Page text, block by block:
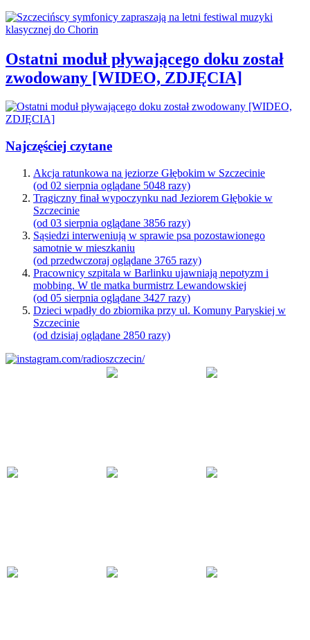
Ostatni moduł pływającego doku został
zwodowany [WIDEO, ZDJĘCIA]
Najczęściej czytane
Akcja ratunkowa na jeziorze Głębokim w Szczecinie
(od 02 sierpnia oglądane 5048 razy)
Tragiczny finał wypoczynku nad Jeziorem Głębokie w
Szczecinie
(od 03 sierpnia oglądane 3856 razy)
Sąsiedzi interweniują w sprawie psa pozostawionego
samotnie w mieszkaniu
(od przedwczoraj oglądane 3765 razy)
Pracownicy szpitala w Barlinku ujawniają nepotyzm i
mobbing. W tle matka burmistrz Lewandowskiej
(od 05 sierpnia oglądane 3427 razy)
Dzieci wpadły do zbiornika przy ul. Komuny Paryskiej w
Szczecinie
(od dzisiaj oglądane 2850 razy)